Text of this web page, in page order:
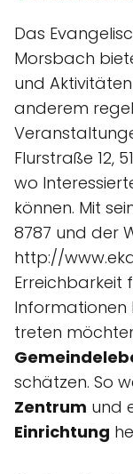
Das
Morsbach
und
anderem
Flurstraße 12,
wo
können. Mit
8787 und der
http://
Erreichbarkeit
Informationen
treten
schätzen. So
Zentrum und
Einrichtung